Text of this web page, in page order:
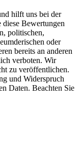
hilft uns bei der
diese Bewertungen
politischen,
oder
bereits an anderen
verboten. Wir
zu veröffentlichen.
und Widerspruch
Daten. Beachten Sie